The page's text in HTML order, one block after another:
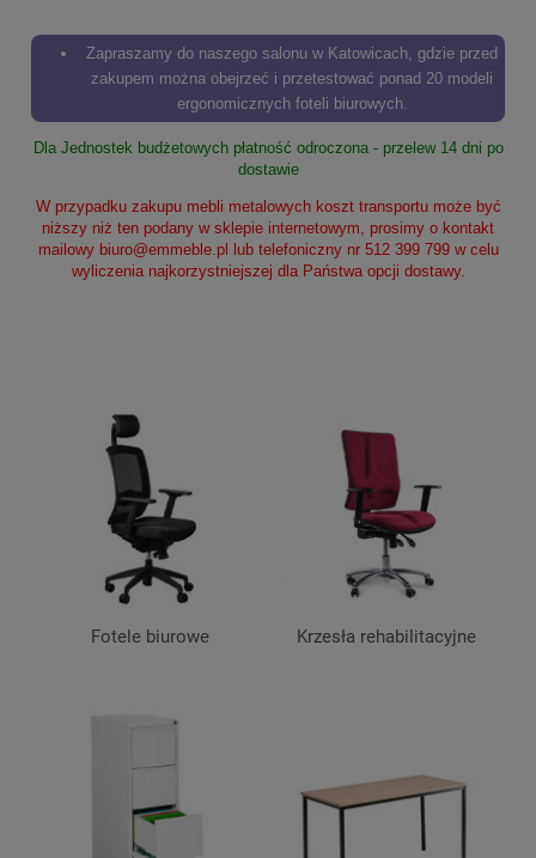
Zapraszamy do naszego salonu w Katowicach, gdzie przed
zakupem można obejrzeć i przetestować ponad 20 modeli
ergonomicznych foteli biurowych.
Dla Jednostek budżetowych płatność odroczona - przelew 14 dni po
dostawie
W przypadku zakupu mebli metalowych koszt transportu może być
niższy niż ten podany w sklepie internetowym, prosimy o kontakt
mailowy biuro@emmeble.pl
lub telefoniczny nr 512 399 799 w celu
wyliczenia najkorzystniejszej dla Państwa opcji dostawy.
Fotele biurowe Krzesła rehabilitacyjne